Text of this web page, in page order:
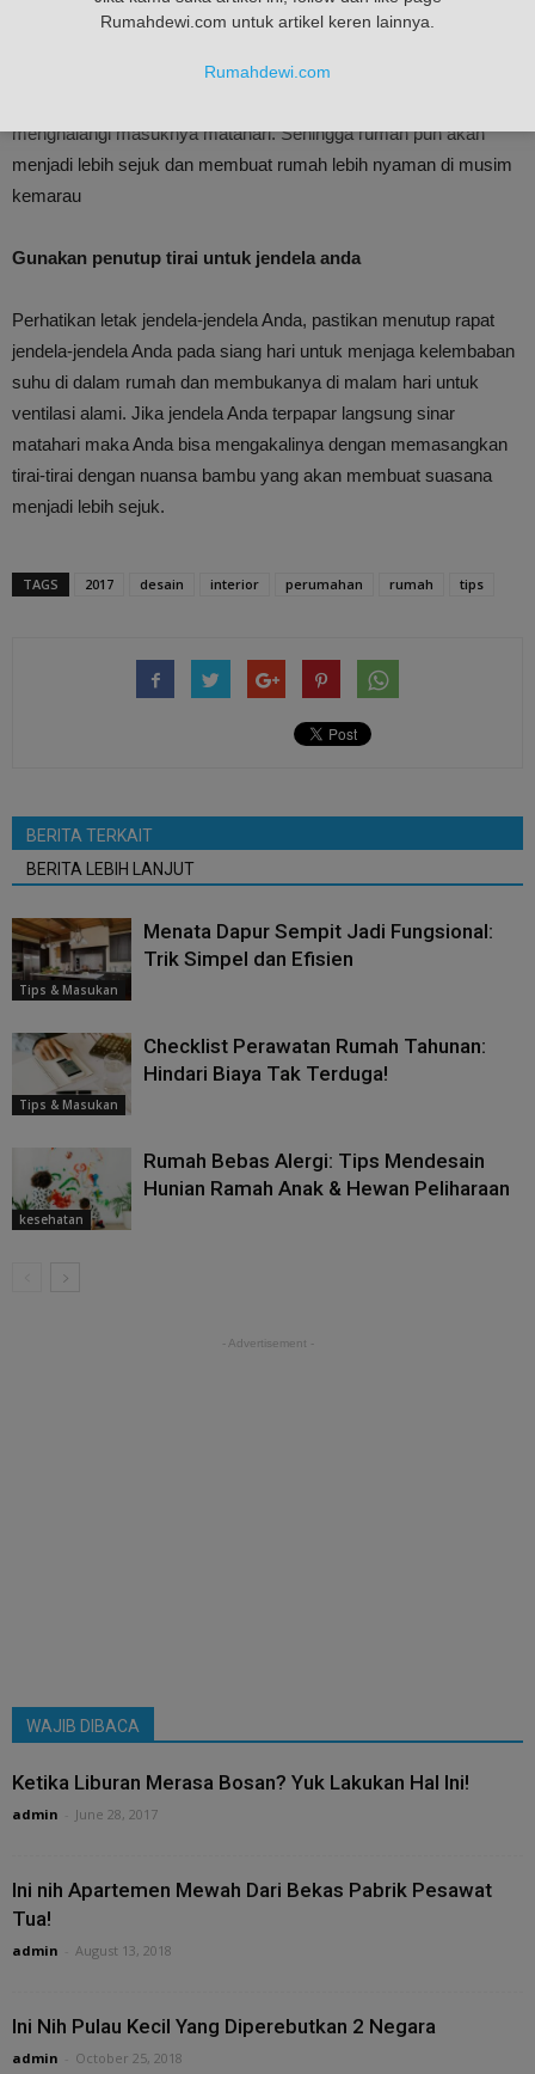
memiliki pekarangan yang cukup untuk menanam pohon. Anda
menghalangi masuknya matahari. Sehingga rumah pun akan
menjadi lebih sejuk dan membuat rumah lebih nyaman di musim
kemarau
Gunakan penutup tirai untuk jendela anda
Perhatikan letak jendela-jendela Anda, pastikan menutup rapat
jendela-jendela Anda pada siang hari untuk menjaga kelembaban
suhu di dalam rumah dan membukanya di malam hari untuk
ventilasi alami. Jika jendela Anda terpapar langsung sinar
matahari maka Anda bisa mengakalinya dengan memasangkan
tirai-tirai dengan nuansa bambu yang akan membuat suasana
menjadi lebih sejuk.
TAGS 2017 desain interior perumahan rumah tips
BERITA TERKAIT
BERITA LEBIH LANJUT
Tips & Masukan
Menata Dapur Sempit Jadi Fungsional:
Trik Simpel dan Efisien
Tips & Masukan
Checklist Perawatan Rumah Tahunan:
Hindari Biaya Tak Terduga!
kesehatan
Rumah Bebas Alergi: Tips Mendesain
Hunian Ramah Anak & Hewan Peliharaan
- Advertisement -
WAJIB DIBACA
Ketika Liburan Merasa Bosan? Yuk Lakukan Hal Ini!
admin June 28, 2017
Ini nih Apartemen Mewah Dari Bekas Pabrik Pesawat
Tua!
admin August 13, 2018
Ini Nih Pulau Kecil Yang Diperebutkan 2 Negara
admin October 25, 2018
Rumahdewi.com untuk artikel keren lainnya.
Rumahdewi.com